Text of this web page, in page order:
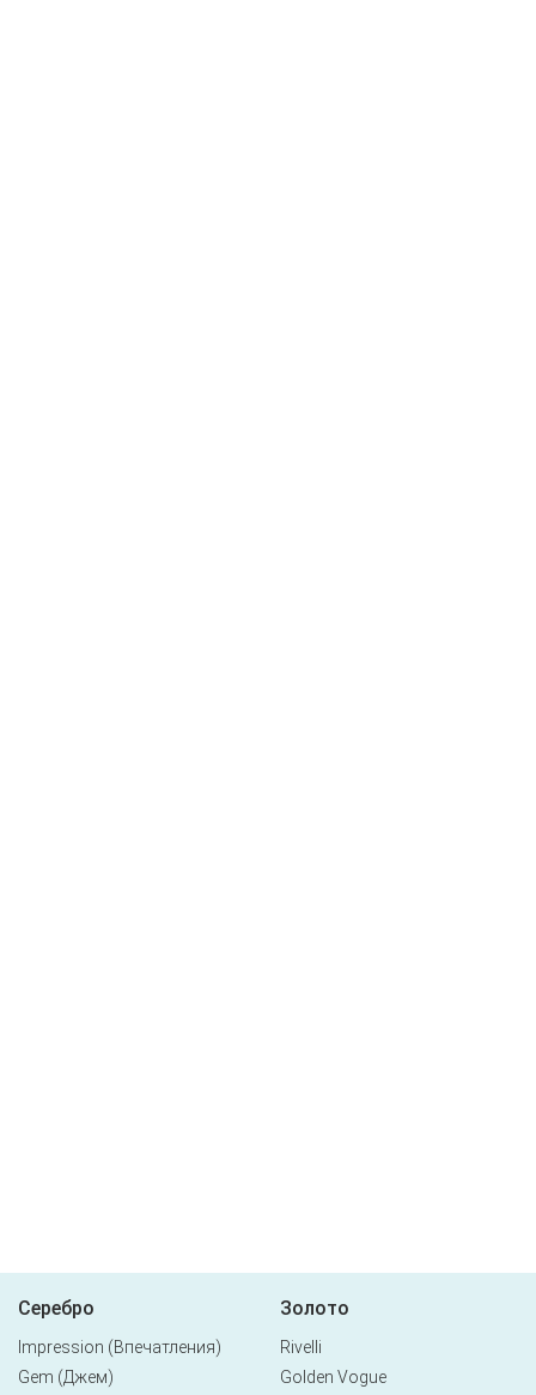
Серебро
Impression (Впечатления)
Gem (Джем)
Золото
Rivelli
Golden Vogue